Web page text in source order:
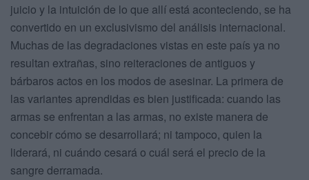
juicio y la intuición de lo que allí está aconteciendo, se ha
convertido en un exclusivismo del análisis internacional.
Muchas de las degradaciones vistas en este país ya no
resultan extrañas, sino reiteraciones de antiguos y
bárbaros actos en los modos de asesinar. La primera de
las variantes aprendidas es bien justificada: cuando las
armas se enfrentan a las armas, no existe manera de
concebir cómo se desarrollará; ni tampoco, quien la
liderará, ni cuándo cesará o cuál será el precio de la
sangre derramada.